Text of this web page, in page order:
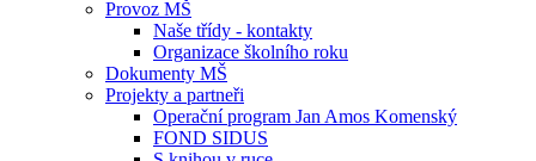
Provoz MŠ
Naše třídy - kontakty
Organizace školního roku
Dokumenty MŠ
Projekty a partneři
Operační program Jan Amos Komenský
FOND SIDUS